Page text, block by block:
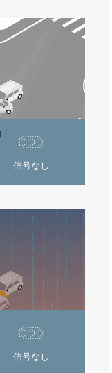
信号なし
信号なし